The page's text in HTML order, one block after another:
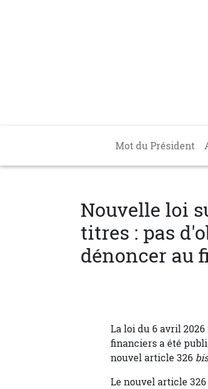
Main navigation
Mot du Président
Nouvelle loi
titres : pas
dénoncer au
La loi du 6 avril
financiers a été
nouvel article 326 bis
Le nouvel article 326